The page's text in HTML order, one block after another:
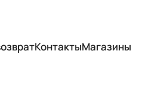
КонтактыМагазины